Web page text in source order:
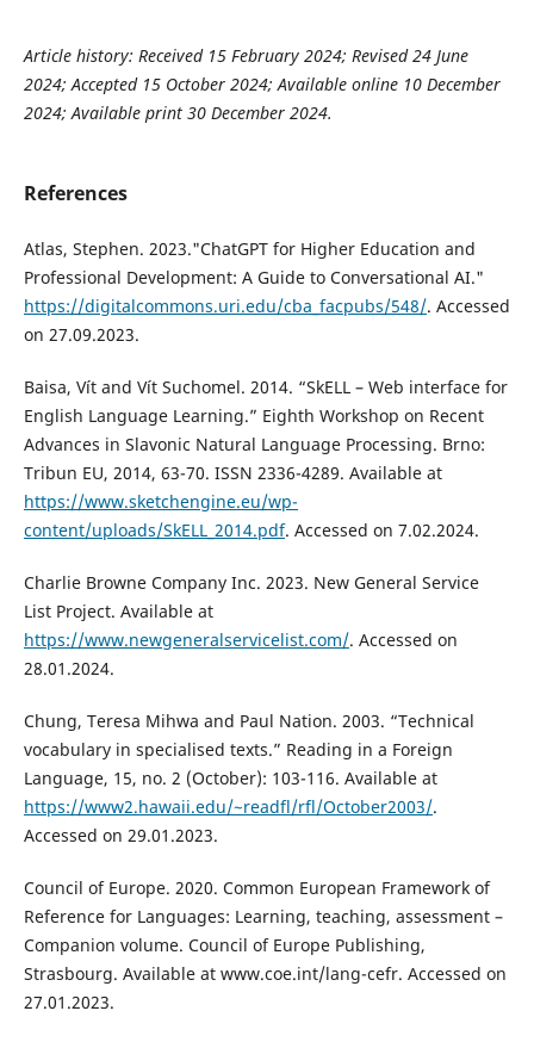
Article history: Received 15 February 2024; Revised 24 June
2024; Accepted 15 October 2024; Available online 10 December
2024; Available print 30 December 2024.
References
Atlas, Stephen. 2023."ChatGPT for Higher Education and
Professional Development: A Guide to Conversational AI."
https://digitalcommons.uri.edu/cba_facpubs/548/. Accessed
on 27.09.2023.
Baisa, Vít and Vít Suchomel. 2014. “SkELL – Web interface for
English Language Learning.” Eighth Workshop on Recent
Advances in Slavonic Natural Language Processing. Brno:
Tribun EU, 2014, 63-70. ISSN 2336-4289. Available at
https://www.sketchengine.eu/wp-
content/uploads/SkELL_2014.pdf. Accessed on 7.02.2024.
Charlie Browne Company Inc. 2023. New General Service
List Project. Available at
https://www.newgeneralservicelist.com/. Accessed on
28.01.2024.
Chung, Teresa Mihwa and Paul Nation. 2003. “Technical
vocabulary in specialised texts.” Reading in a Foreign
Language, 15, no. 2 (October): 103-116. Available at
https://www2.hawaii.edu/~readfl/rfl/October2003/.
Accessed on 29.01.2023.
Council of Europe. 2020. Common European Framework of
Reference for Languages: Learning, teaching, assessment –
Companion volume. Council of Europe Publishing,
Strasbourg. Available at www.coe.int/lang-cefr. Accessed on
27.01.2023.